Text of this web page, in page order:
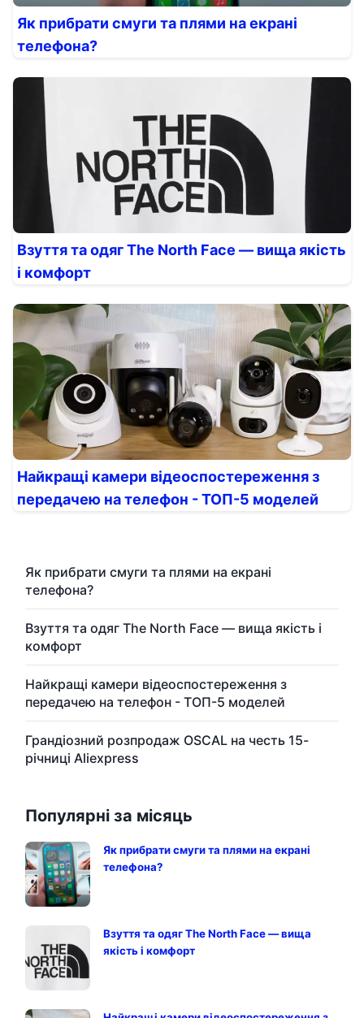
Як прибрати смуги та плями на екрані
телефона?
Взуття та одяг The North Face — вища якість
і комфорт
Найкращі камери відеоспостереження з
передачею на телефон - ТОП-5 моделей
Як прибрати смуги та плями на екрані
телефона?
Взуття та одяг The North Face — вища якість і
комфорт
Найкращі камери відеоспостереження з
передачею на телефон - ТОП-5 моделей
Грандіозний розпродаж OSCAL на честь 15-
річниці Aliexpress
Популярні за місяць
Як прибрати смуги та плями на екрані
телефона?
Взуття та одяг The North Face — вища
якість і комфорт